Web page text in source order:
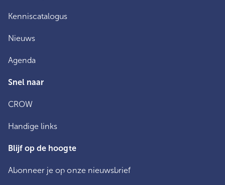
Kenniscatalogus
Nieuws
Agenda
Snel naar
CROW
Handige links
Blijf op de hoogte
Abonneer je op onze nieuwsbrief